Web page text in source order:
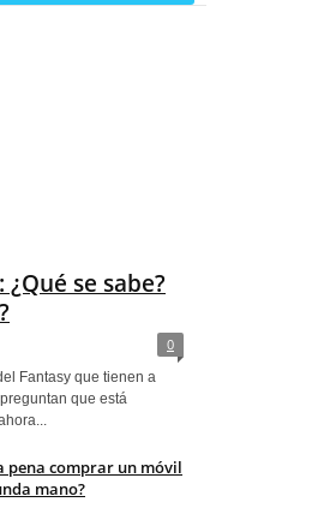
se sabe?
0
Fantasy que tienen a
que está
pena comprar un móvil
mano?